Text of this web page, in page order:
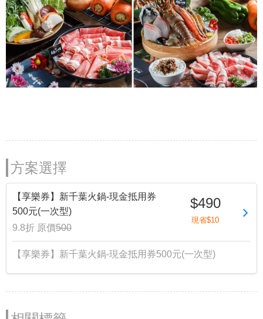
方案選擇
【享樂券】新千葉火鍋-現金抵用券
500元(一次型)
9.8折 原價500
$490
現省$10
【享樂券】新千葉火鍋-現金抵用券500元(一次型)